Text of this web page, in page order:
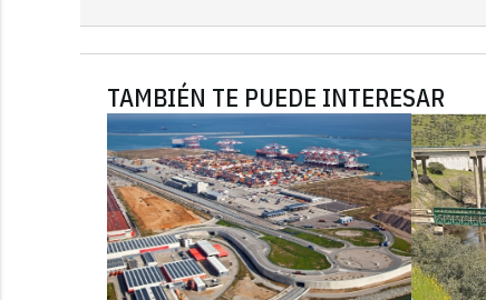
TAMBIÉN TE PUEDE INTERESAR